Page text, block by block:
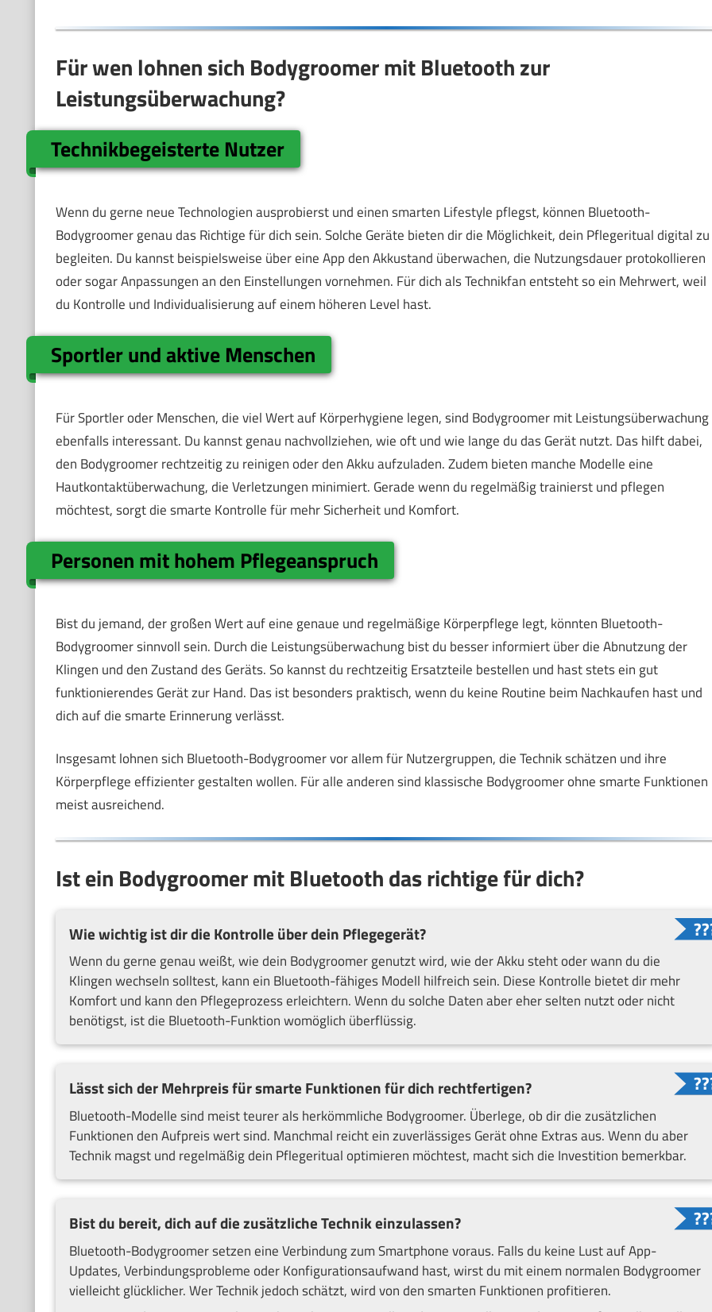
Für wen lohnen sich Bodygroomer mit Bluetooth zur
Leistungsüberwachung?
Technikbegeisterte Nutzer
Wenn du gerne neue Technologien ausprobierst und einen smarten Lifestyle pflegst, können Bluetooth-
Bodygroomer genau das Richtige für dich sein. Solche Geräte bieten dir die Möglichkeit, dein Pflegeritual digital zu
begleiten. Du kannst beispielsweise über eine App den Akkustand überwachen, die Nutzungsdauer protokollieren
oder sogar Anpassungen an den Einstellungen vornehmen. Für dich als Technikfan entsteht so ein Mehrwert, weil
du Kontrolle und Individualisierung auf einem höheren Level hast.
Sportler und aktive Menschen
Für Sportler oder Menschen, die viel Wert auf Körperhygiene legen, sind Bodygroomer mit Leistungsüberwachung
ebenfalls interessant. Du kannst genau nachvollziehen, wie oft und wie lange du das Gerät nutzt. Das hilft dabei,
den Bodygroomer rechtzeitig zu reinigen oder den Akku aufzuladen. Zudem bieten manche Modelle eine
Hautkontaktüberwachung, die Verletzungen minimiert. Gerade wenn du regelmäßig trainierst und pflegen
möchtest, sorgt die smarte Kontrolle für mehr Sicherheit und Komfort.
Personen mit hohem Pflegeanspruch
Bist du jemand, der großen Wert auf eine genaue und regelmäßige Körperpflege legt, könnten Bluetooth-
Bodygroomer sinnvoll sein. Durch die Leistungsüberwachung bist du besser informiert über die Abnutzung der
Klingen und den Zustand des Geräts. So kannst du rechtzeitig Ersatzteile bestellen und hast stets ein gut
funktionierendes Gerät zur Hand. Das ist besonders praktisch, wenn du keine Routine beim Nachkaufen hast und
dich auf die smarte Erinnerung verlässt.
Insgesamt lohnen sich Bluetooth-Bodygroomer vor allem für Nutzergruppen, die Technik schätzen und ihre
Körperpflege effizienter gestalten wollen. Für alle anderen sind klassische Bodygroomer ohne smarte Funktionen
meist ausreichend.
Ist ein Bodygroomer mit Bluetooth das richtige für dich?
Wie wichtig ist dir die Kontrolle über dein Pflegegerät?
Wenn du gerne genau weißt, wie dein Bodygroomer genutzt wird, wie der Akku steht oder wann du die
Klingen wechseln solltest, kann ein Bluetooth-fähiges Modell hilfreich sein. Diese Kontrolle bietet dir mehr
Komfort und kann den Pflegeprozess erleichtern. Wenn du solche Daten aber eher selten nutzt oder nicht
benötigst, ist die Bluetooth-Funktion womöglich überflüssig.
Lässt sich der Mehrpreis für smarte Funktionen für dich rechtfertigen?
Bluetooth-Modelle sind meist teurer als herkömmliche Bodygroomer. Überlege, ob dir die zusätzlichen
Funktionen den Aufpreis wert sind. Manchmal reicht ein zuverlässiges Gerät ohne Extras aus. Wenn du aber
Technik magst und regelmäßig dein Pflegeritual optimieren möchtest, macht sich die Investition bemerkbar.
Bist du bereit, dich auf die zusätzliche Technik einzulassen?
Bluetooth-Bodygroomer setzen eine Verbindung zum Smartphone voraus. Falls du keine Lust auf App-
Updates, Verbindungsprobleme oder Konfigurationsaufwand hast, wirst du mit einem normalen Bodygroomer
vielleicht glücklicher. Wer Technik jedoch schätzt, wird von den smarten Funktionen profitieren.